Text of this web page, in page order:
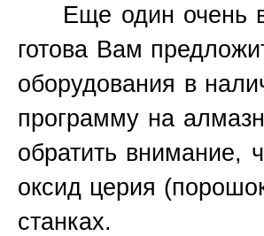
Еще один очень
готова Вам
оборудования в
программу на
обратить внимание,
оксид церия
станках.